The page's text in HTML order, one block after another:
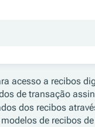
acesso a recibos
de transação
dos recibos
de recibos